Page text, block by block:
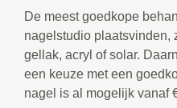
De meest goedkope
nagelstudio plaatsvinden,
gellak, acryl of solar.
een keuze met een
nagel is al mogelijk vanaf